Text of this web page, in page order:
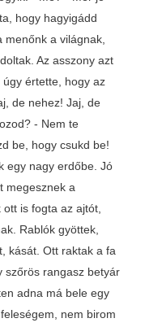
hogy hagyigádd
a világnak,
Az asszony azt
értette, hogy az
de nehez! Jaj, de
- Nem te
be, hogy csukd be!
egy nagy erdőbe. Jó
megesznek a
is fogta az ajtót,
Rablók gyöttek,
kását. Ott raktak a fa
szőrös rangasz betyár
adna má bele egy
nem birom